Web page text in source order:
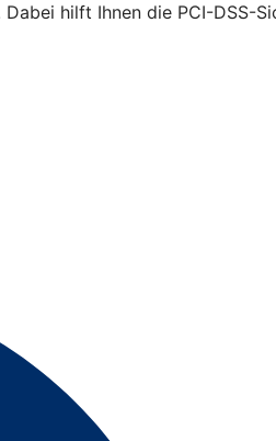
hilft Ihnen die PCI-DSS-